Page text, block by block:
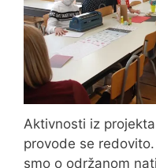
Aktivnosti iz
provode se
smo o održanom